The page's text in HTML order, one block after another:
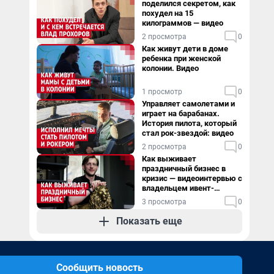
поделился секретом, как
похудел на 15
килограммов — видео
2 просмотра 0
Как живут дети в доме
ребенка при женской
колонии. Видео
1 просмотр 0
Управляет самолетами и
играет на барабанах.
История пилота, который
стал рок-звездой: видео
2 просмотра 0
Как выживает
праздничный бизнес в
кризис — видеоинтервью с
владельцем ивент-
агентства
3 просмотра 0
Показать еще
Сообщить новость